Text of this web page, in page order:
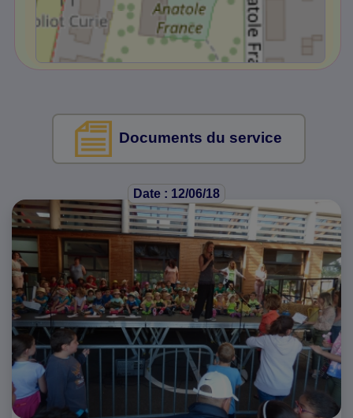
Documents du service
Date : 12/06/18